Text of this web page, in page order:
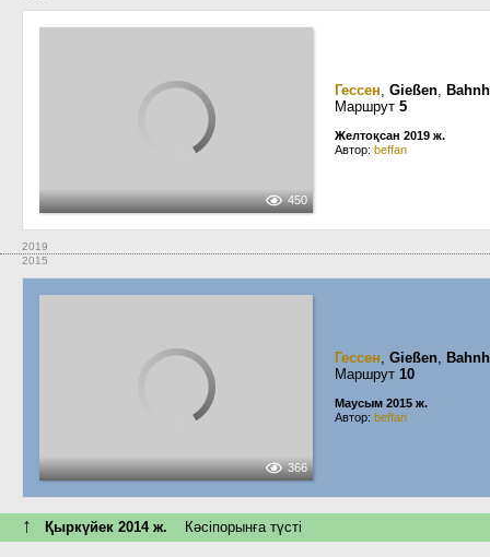
450
Гессен, Gießen,
Маршрут 5
Желтоқсан 2019 ж.
Автор: beffan
2019
2015
366
Гессен, Gießen,
Маршрут 10
Маусым 2015 ж.
Автор: beffan
↑ Қыркүйек 2014 ж. Кәсіпорынға түсті